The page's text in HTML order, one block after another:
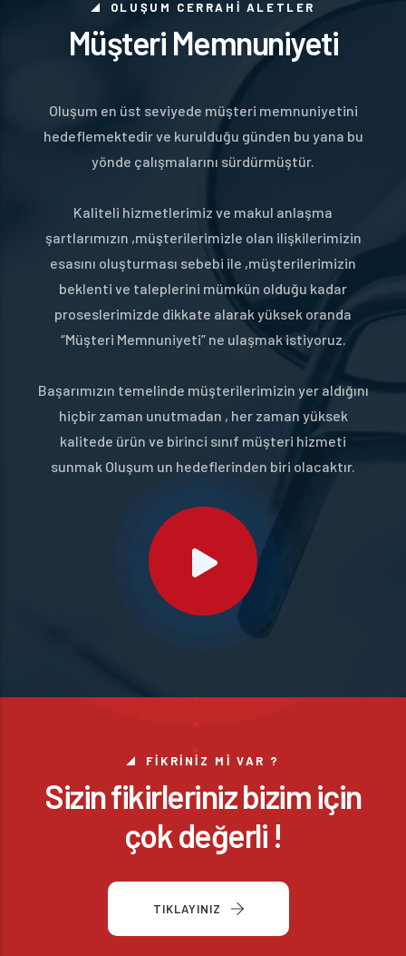
OLUŞUM CERRAHİ ALETLER
Müşteri Memnuniyeti
Oluşum en üst seviyede müşteri memnuniyetini
hedeflemektedir ve kurulduğu günden bu yana bu
yönde çalışmalarını sürdürmüştür.
Kaliteli hizmetlerimiz ve makul anlaşma
şartlarımızın ,müşterilerimizle olan ilişkilerimizin
esasını oluşturması sebebi ile ,müşterilerimizin
beklenti ve taleplerini mümkün olduğu kadar
proseslerimizde dikkate alarak yüksek oranda
“Müşteri Memnuniyeti” ne ulaşmak istiyoruz.
Başarımızın temelinde müşterilerimizin yer aldığını
hiçbir zaman unutmadan , her zaman yüksek
kalitede ürün ve birinci sınıf müşteri hizmeti
sunmak Oluşum un hedeflerinden biri olacaktır.
FIKRINIZ MI VAR ?
Sizin fikirleriniz bizim için
çok değerli !
TIKLAYINIZ